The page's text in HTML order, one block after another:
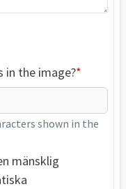
in the image?
shown in the
mänsklig